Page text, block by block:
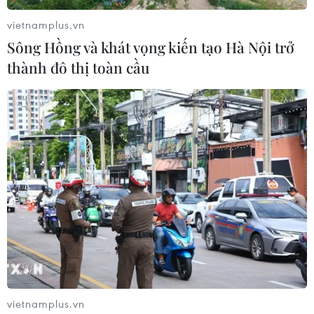
"Ba mũi vaccine Pfizer/BioNTech có thể
hiệu quả tuyệt đối với Omicron"
19/01/2022 11:07
Những liều vaccine cơ bản chỉ phát huy một phần hiệu
quả ngăn chặn lây nhiễm Omicron, nhưng mũi tăng
cường, đặc biệt là vaccine Pfizer/BioNTech và Moderna,
làm tăng kháng thể hỗ trợ chống Omicron.
vietnamplus.vn
Sông Hồng và khát vọng kiến tạo Hà Nội trở
thành đô thị toàn cầu
vietnamplus.vn